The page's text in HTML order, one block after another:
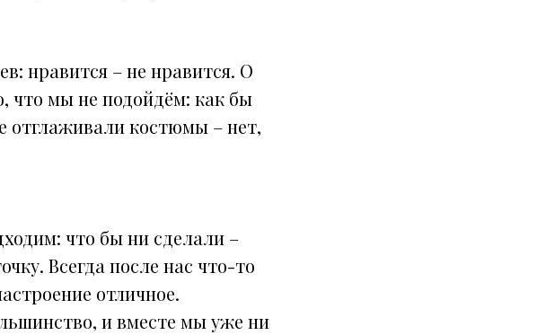
нравится – не нравится. О
что мы не подойдём: как бы
отглаживали костюмы – нет,
что бы ни сделали –
Всегда после нас что-то
отличное.
и вместе мы уже ни